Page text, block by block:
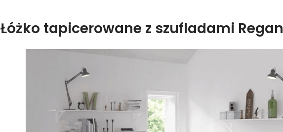
Łóżko tapicerowane z szufladami Regan